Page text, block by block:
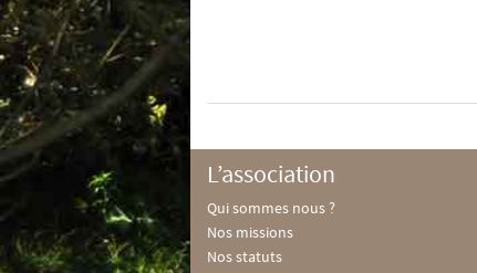
L’association
Qui sommes nous ?
Nos missions
Nos statuts